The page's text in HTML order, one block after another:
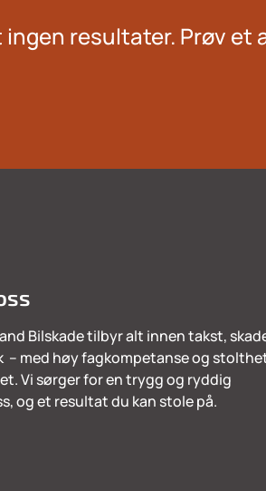
ingen resultater. Prøv et
Bilskade tilbyr alt innen takst,
– med høy fagkompetanse og
Vi sørger for en trygg og ryddig
og et resultat du kan stole på.